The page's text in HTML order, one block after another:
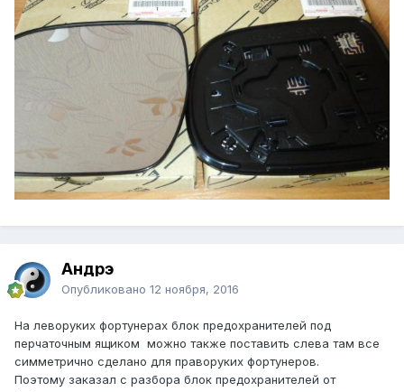
Андрэ
Опубликовано 12 ноября, 2016
На леворуких фортунерах блок предохранителей под
перчаточным ящиком можно также поставить слева там все
симметрично сделано для праворуких фортунеров.
Поэтому заказал с разбора блок предохранителей от